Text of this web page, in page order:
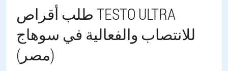
طلب أقراص TESTO ULTRA
للانتصاب والفعالية في سوهاج
(مصر)